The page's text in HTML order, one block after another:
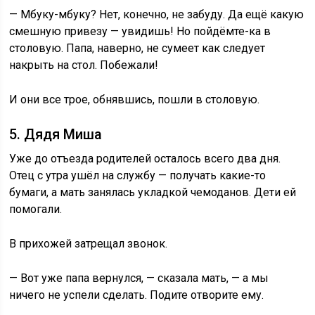
— Мбуку-мбуку? Нет, конечно, не забуду. Да ещё какую
смешную привезу — увидишь! Но пойдёмте-ка в
столовую. Папа, наверно, не сумеет как следует
накрыть на стол. Побежали!
И они все трое, обнявшись, пошли в столовую.
5. Дядя Миша
Уже до отъезда родителей осталось всего два дня.
Отец с утра ушёл на службу — получать какие-то
бумаги, а мать занялась укладкой чемоданов. Дети ей
помогали.
В прихожей затрещал звонок.
— Вот уже папа вернулся, — сказала мать, — а мы
ничего не успели сделать. Подите отворите ему.